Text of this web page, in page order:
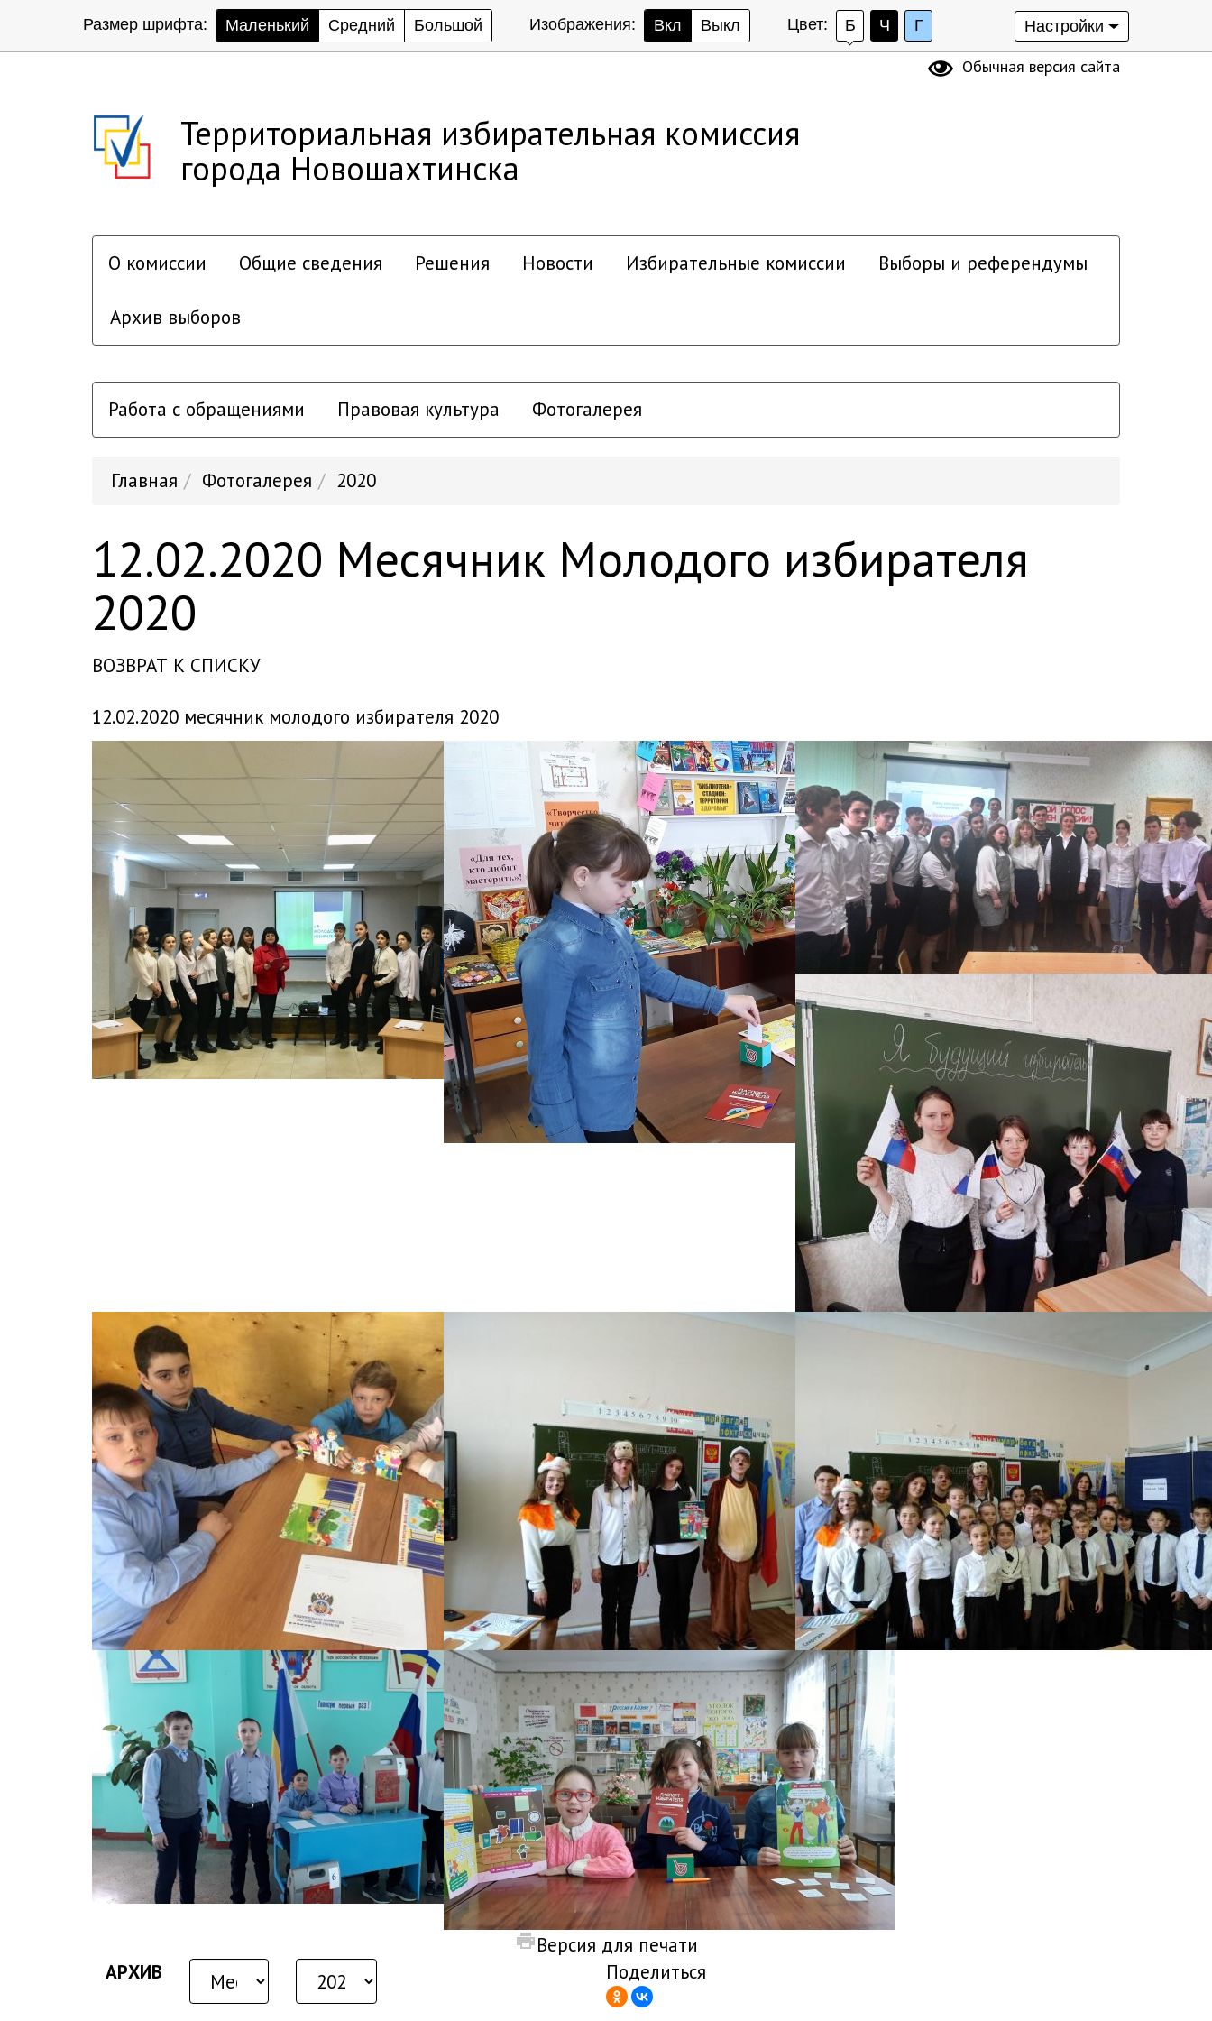
Размер шрифта: Маленький Средний Большой Изображения: Вкл Выкл Цвет: Б Ч Г Настройки
Обычная версия сайта
Территориальная избирательная комиссия
города Новошахтинска
О комиссии Общие сведения Решения Новости Избирательные комиссии Выборы и референдумы
Архив выборов
Работа с обращениями Правовая культура Фотогалерея
Главная Фотогалерея 2020
12.02.2020 Месячник Молодого избирателя
2020
ВОЗВРАТ К СПИСКУ
12.02.2020 месячник молодого избирателя 2020
Версия для печати
АРХИВ
Поделиться